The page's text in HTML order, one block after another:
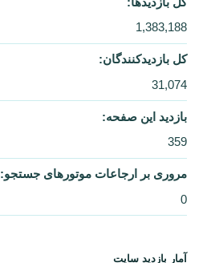
1,383,188
کل بازدیدکنند‌گان:
31,074
بازدید این صفحه:
359
مروری بر ارجاعات موتورهای جستجو:
0
آمار بازدید سایت